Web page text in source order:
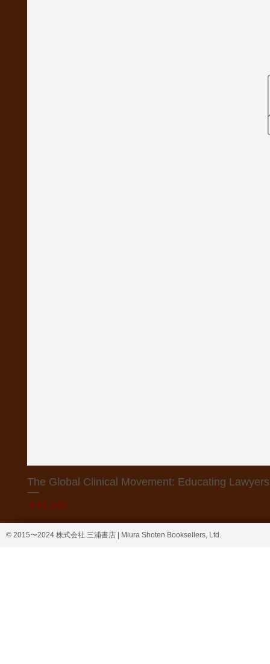
The Global Clinical Movement: Educating
価格
￥41,140
© 2015〜2024 株式会社 三浦書店 | Miura Shoten Booksellers, Ltd.